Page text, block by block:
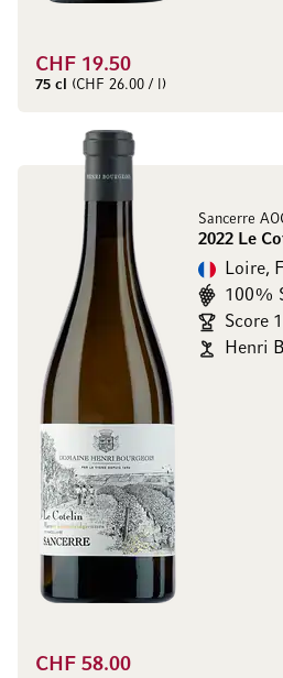
CHF 19.50
75 cl (CHF 26.00 / l)
Sancerre
2022 Le
Loire,
100%
Score
Henri
CHF 58.00